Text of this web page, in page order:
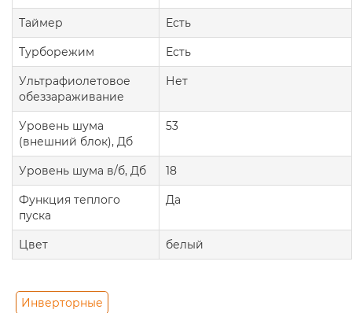
Таймер Есть
Турборежим Есть
Ультрафиолетовое
обеззараживание
Нет
Уровень шума
(внешний блок), Дб
53
Уровень шума в/б, Дб 18
Функция теплого
пуска
Да
Цвет белый
Инверторные